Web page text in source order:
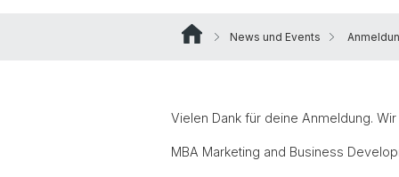
News und Events
Vielen Dank für deine Anmeldung.
MBA Marketing and Business